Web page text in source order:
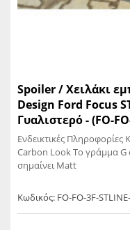
Spoiler / Χειλάκι
Design Ford Focus
Γυαλιστερό - (FO-
Ενδεικτικές
Carbon Look Το γράμμα G
σημαίνει Matt
Κωδικός: FO-FO-3F-